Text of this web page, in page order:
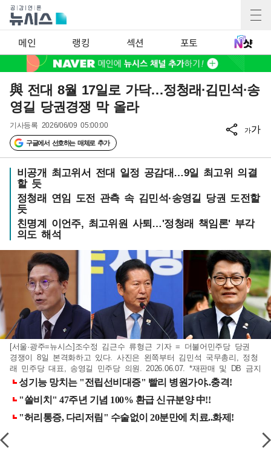
메인 랭킹 섹션 포토
與 전대 8월 17일로 가닥…정청래·김민석·송
영길 당권경쟁 막 올라
기사등록 2026/06/09 05:00:00
구글에서 선호하는 매체로 추가
가가
비공개 최고위서 전대 일정 공감대…9일 최고위 의결
할 듯
정청래 연임 도전 관측 속 김민석·송영길 당권 도전할
듯
친명계 이언주, 최고위원 사퇴…'정청래 책임론' 부각
의도 해석
[서울·광주=뉴시스]조수정 김근수 류형근 기자 = 더불어민주당 당권
경쟁이 8일 본격화하고 있다. 사진은 왼쪽부터 김민석 국무총리, 정청
래 민주당 대표, 송영길 민주당 의원. 2026.06.07. *재판매 및 DB 금지